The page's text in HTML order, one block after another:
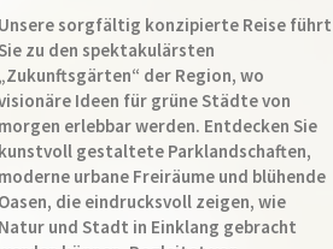
Unsere sorgfältig konzipierte Reise führt
zu den spektakulärsten
„Zukunftsgärten“ der Region, wo
Ideen für grüne Städte von
morgen erlebbar werden. Entdecken Sie
kunstvoll gestaltete Parklandschaften,
moderne urbane Freiräume und blühende
Oasen, die eindrucksvoll zeigen, wie
Natur und Stadt in Einklang gebracht